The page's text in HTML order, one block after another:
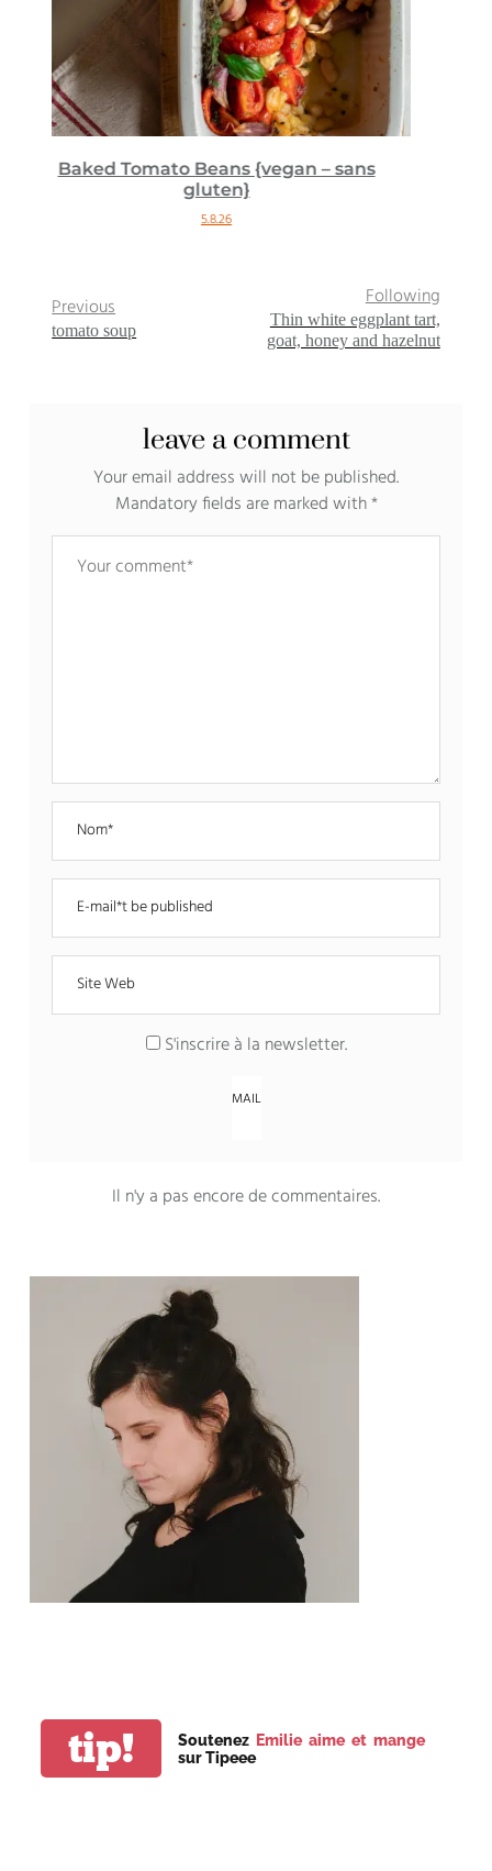
Cinnamon roll donuts {vegan}
Previous
tomato soup
Following
Thin white eggplant tart,
goat, honey and hazelnut
leave a comment
Your email address will not be published.
Mandatory fields are marked with*
S'inscrire à la newsletter.
Il n'y a pas encore de commentaires.
tip! Soutenez Emilie aime et mange
sur Tipeee